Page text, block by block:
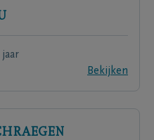
Bekijken